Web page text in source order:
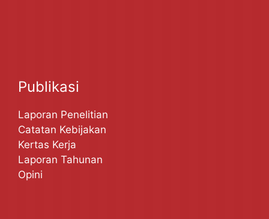
Publikasi
Laporan Penelitian
Catatan Kebijakan
Kertas Kerja
Laporan Tahunan
Opini